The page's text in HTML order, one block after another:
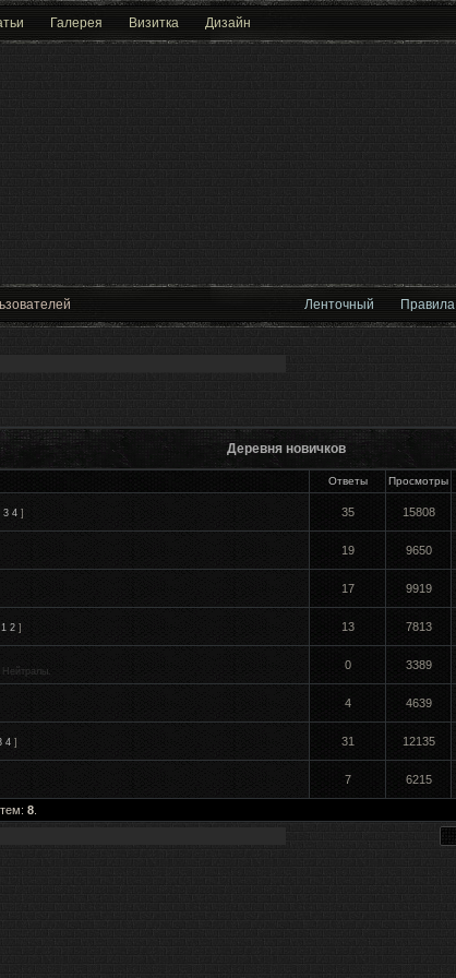
Галерея Визитка Дизайн
Ленточный Правила
Деревня новичков
Ответы Просмотры
3 4 ] 35 15808
19 9650
17 9919
1 2 ] 13 7813
Нейтралы. 0 3389
4 4639
4 ] 31 12135
7 6215
8